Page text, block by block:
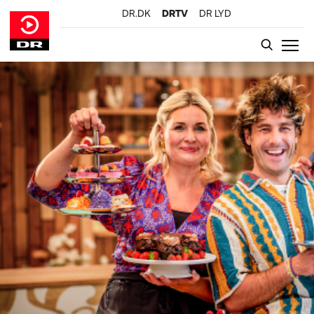
GÅ TIL INDHOLD
DR.DK DRTV DR LYD